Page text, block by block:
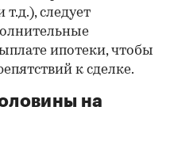
т.д.), следует
ипотеки, чтобы
к сделке.
на